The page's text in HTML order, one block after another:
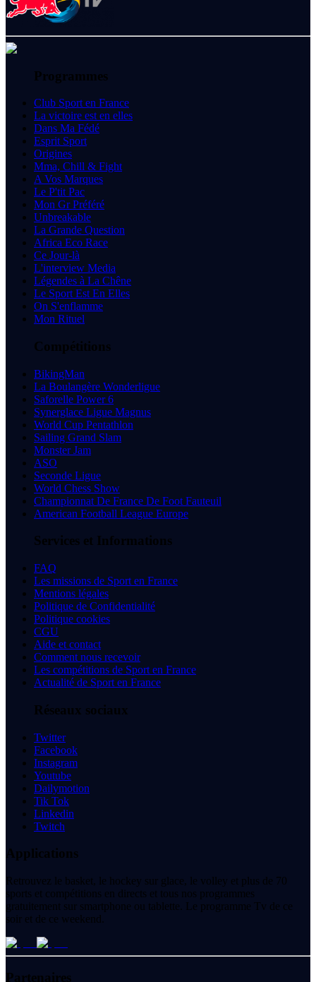
Programmes
Club Sport en France
La victoire est en elles
Dans Ma Fédé
Esprit Sport
Origines
Mma, Chill & Fight
A Vos Marques
Le P'tit Pac
Mon Gr Préféré
Unbreakable
La Grande Question
Africa Eco Race
Ce Jour-là
L'interview Media
Légendes à La Chêne
Le Sport Est En Elles
On S'enflamme
Mon Rituel
Compétitions
BikingMan
La Boulangère Wonderligue
Saforelle Power 6
Synerglace Ligue Magnus
World Cup Pentathlon
Sailing Grand Slam
Monster Jam
ASO
Seconde Ligue
World Chess Show
Championnat De France De Foot Fauteuil
American Football League Europe
Services et Informations
FAQ
Les missions de Sport en France
Mentions légales
Politique de Confidentialité
Politique cookies
CGU
Aide et contact
Comment nous recevoir
Les compétitions de Sport en France
Actualité de Sport en France
Réseaux sociaux
Twitter
Facebook
Instagram
Youtube
Dailymotion
Tik Tok
Linkedin
Twitch
Applications
Retrouvez le basket, le hockey sur glace, le volley et plus de 70
sports et compétitions en directs et tous nos programmes
gratuitement sur smartphone ou tablette. Le programme Tv de ce
soir et de ce weekend.
Partenaires